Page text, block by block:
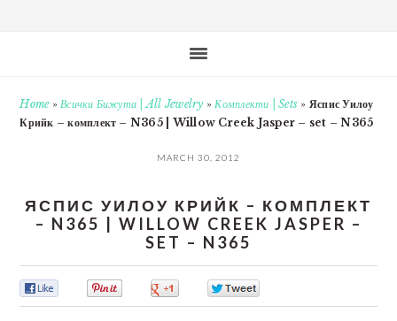
Home»Всички Бижута | All Jewelry »Комплекти | Sets » Яспис Уилоу
Крийк – комплект – N365 | Willow Creek Jasper – set – N365
MARCH 30, 2012
ЯСПИС УИЛОУ КРИЙК – КОМПЛЕКТ
– N365 | WILLOW CREEK JASPER –
SET – N365